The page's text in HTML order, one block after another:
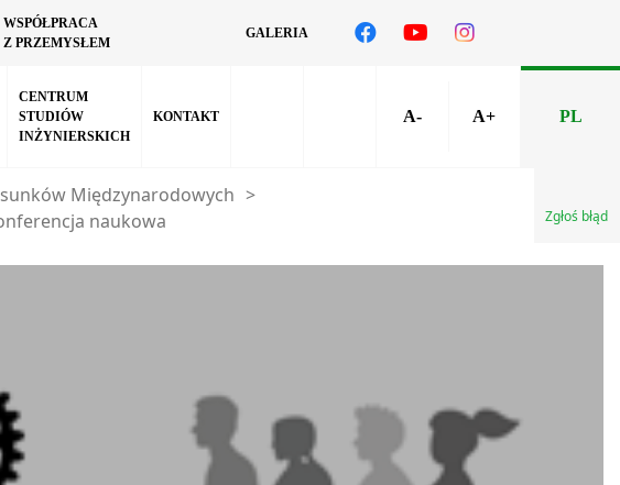
WSPÓŁPRACA
Z PRZEMYSŁEM
GALERIA
CENTRUM
STUDIÓW
INŻYNIERSKICH
KONTAKT A- A+ PL
Zgłoś błąd
Międzynarodowych >
naukowa